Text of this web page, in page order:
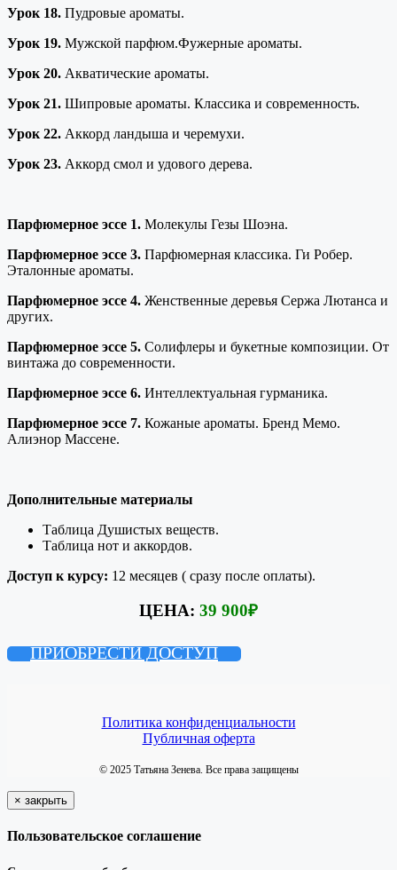
Урок 18. Пудровые ароматы.
Урок 19. Мужской парфюм.Фужерные ароматы.
Урок 20. Акватические ароматы.
Урок 21. Шипровые ароматы. Классика и современность.
Урок 22. Аккорд ландыша и черемухи.
Урок 23. Аккорд смол и удового дерева.
Парфюмерное эссе 1. Молекулы Гезы Шоэна.
Парфюмерное эссе 3. Парфюмерная классика. Ги Робер.
Эталонные ароматы.
Парфюмерное эссе 4. Женственные деревья Сержа Лютанса и
других.
Парфюмерное эссе 5. Солифлеры и букетные композиции. От
винтажа до современности.
Парфюмерное эссе 6. Интеллектуальная гурманика.
Парфюмерное эссе 7. Кожаные ароматы. Бренд Мемо.
Алиэнор Массене.
Дополнительные материалы
Таблица Душистых веществ.
Таблица нот и аккордов.
Доступ к курсу: 12 месяцев ( сразу после оплаты).
ЦЕНА: 39 900₽
ПРИОБРЕСТИ ДОСТУП
Политика конфиденциальности
Публичная оферта
© 2025 Татьяна Зенева. Все права защищены
× закрыть
Пользовательское соглашение